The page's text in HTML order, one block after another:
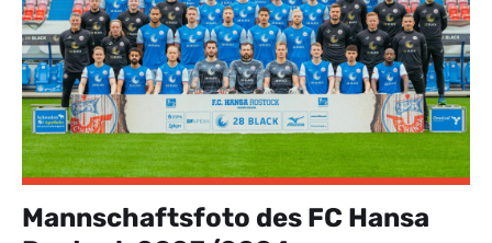
Mannschaftsfoto des FC Hansa